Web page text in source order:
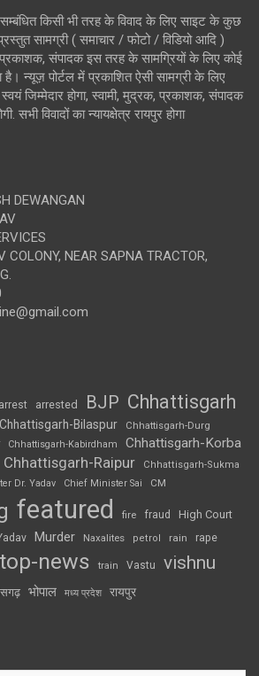
किसी भी तरह के विवाद के लिए साइट के कुछ
प्रस्तुत सामग्री ( समाचार / फोटो / विडियो आदि )
प्रकाशक, संपादक इस तरह के सामग्रियों के लिए कोई
है। न्यूज़ पोर्टल में प्रकाशित ऐसी सामग्री के लिए
जिम्मेदार होगा, स्वामी, मुद्रक, प्रकाशक, संपादक
सभी विवादों का न्यायक्षेत्र रायपुर होगा
DEWANGAN
COLONY, NEAR SAPNA TRACTOR,
arrest arrested BJP Chhattisgarh
Chhattisgarh-Bilaspur Chhattisgarh-Durg
Chhattisgarh-Kabirdham Chhattisgarh-Korba
Chhattisgarh-Raipur
Chhattisgarh-Sukma
Dr. Yadav Chief Minister Sai CM
featured fire fraud High Court
Murder Naxalites petrol rain rape
top-news train Vastu vishnu
भोपाल मध्य प्रदेश रायपुर